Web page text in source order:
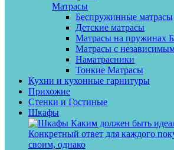
Матрасы
Беспружинные матрасы
Детские матрасы
Матрасы на пружинах
Матрасы с
Наматрасники
Тонкие Матрасы
Кухни и кухонные гарнитуры
Прихожие
Стенки и Гостиные
Шкафы
Каким должен быть
Конкретный ответ для каждого
своим, однако